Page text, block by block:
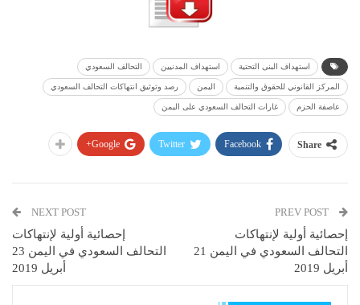
استهداف البنى التحتية استهداف المدنيين التحالف السعودي
المركز القانوني للحقوق والتنمية اليمن رصد وتوثيق انتهاكات التحالف السعودي
عاصفة الحزم غارات التحالف السعودي على اليمن
Share
Facebook
Twitter
Google+
إحصائية أولية لإنتهاكات
التحالف السعودي في اليمن 21
أبريل 2019
NEXT POST
إحصائية أولية لإنتهاكات
التحالف السعودي في اليمن 23
أبريل 2019